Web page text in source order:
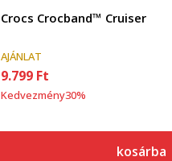
Crocs Crocband™ Cruiser
AJÁNLAT
9.799 Ft
Kedvezmény30%
kosárba